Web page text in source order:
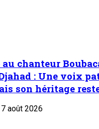
au chanteur
: Une voix
son héritage
7 août 2026